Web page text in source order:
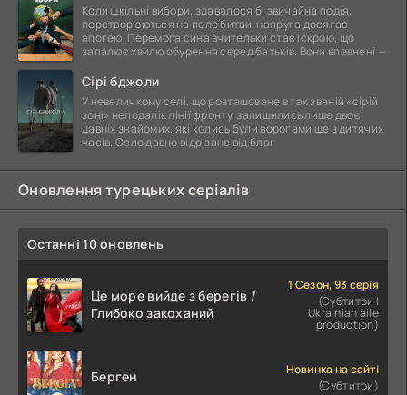
Коли шкільні вибори, здавалося б, звичайна подія,
перетворюються на поле битви, напруга досягає
апогею. Перемога сина вчительки стає іскрою, що
запалює хвилю обурення серед батьків. Вони впевнені —
Сірі бджоли
У невеличкому селі, що розташоване в так званій «сірій
зоні» неподалік лінії фронту, залишились лише двоє
давніх знайомих, які колись були ворогами ще з дитячих
часів. Село давно відрізане від благ
Оновлення турецьких серіалів
Останні 10 оновлень
Це море вийде з берегів /
Глибоко закоханий
1 Сезон, 93 серія
(Субтитри |
Ukrainian aile
production)
Берген
Новинка на сайті
(Субтитри)